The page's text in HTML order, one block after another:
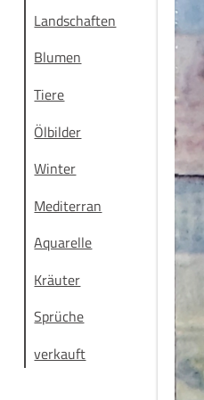
Landschaften
Blumen
Tiere
Ölbilder
Winter
Mediterran
Aquarelle
Kräuter
Sprüche
verkauft